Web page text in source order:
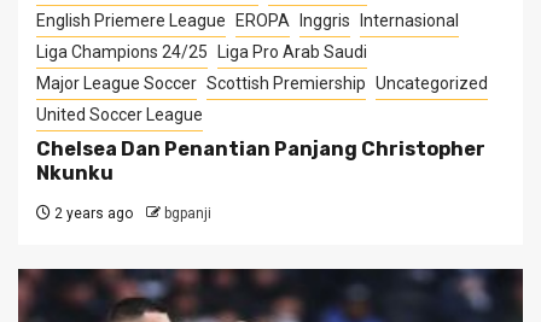
English Priemere League
EROPA Inggris
Internasional
Liga Champions 24/25
Liga Pro Arab Saudi
Major League Soccer Scottish Premiership Uncategorized
United Soccer League
Chelsea Dan Penantian Panjang Christopher
Nkunku
2 years ago bgpanji